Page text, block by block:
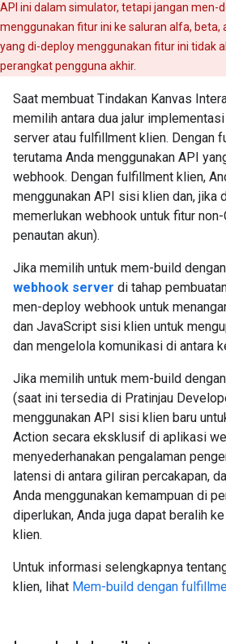
API ini dalam simulator, tetapi jangan men-
menggunakan fitur ini ke saluran alfa, beta,
yang di-deploy menggunakan fitur ini tidak
perangkat pengguna akhir.
Saat membuat Tindakan Kanvas
memilih antara dua jalur
server atau fulfillment klien. Dengan
terutama Anda menggunakan API
webhook. Dengan fulfillment klien,
menggunakan API sisi klien dan, jika
memerlukan webhook untuk fitur
penautan akun).
Jika memilih untuk mem-build dengan
webhook server di tahap
men-deploy webhook untuk
dan JavaScript sisi klien untuk
dan mengelola komunikasi di antara
Jika memilih untuk mem-build dengan
(saat ini tersedia di Pratinjau
menggunakan API sisi klien baru
Action secara eksklusif di aplikasi
menyederhanakan pengalaman
latensi di antara giliran percakapan,
Anda menggunakan kemampuan di
diperlukan, Anda juga dapat beralih
klien.
Untuk informasi selengkapnya
klien, lihat Mem-build dengan